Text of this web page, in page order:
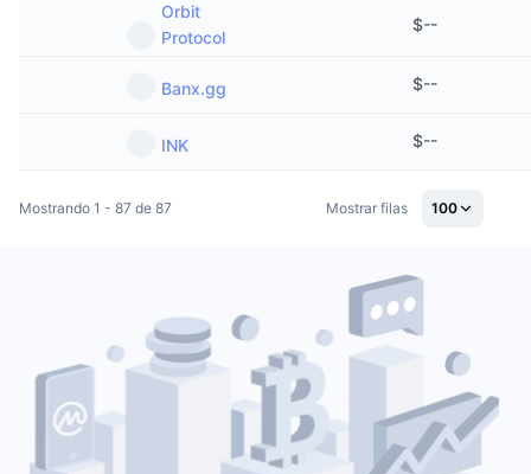
Orbit
Protocol
$--
Banx.gg $--
INK $--
Mostrando 1 - 87 de 87 Mostrar filas 100